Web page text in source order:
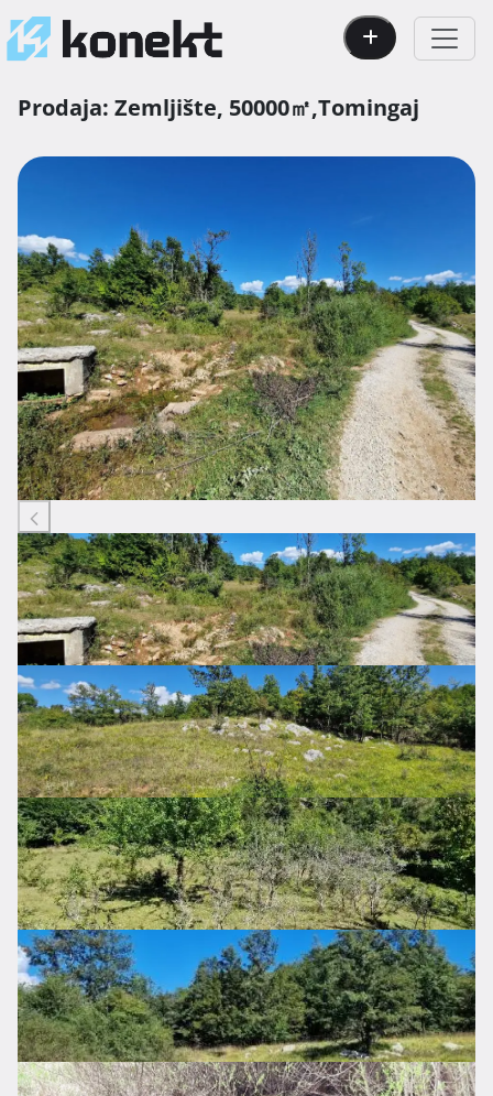
Prodaja: Zemljište, 50000㎡,Tomingaj